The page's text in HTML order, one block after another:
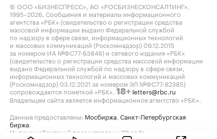
© ООО «БИЗНЕСПРЕСС», АО «РОСБИЗНЕСКОНСАЛТИНГ»,
1995–2026 . Сообщения и материалы информационного
агентства «РБК» (свидетельство о регистрации средства
массовой информации выдано Федеральной службой
по надзору в сфере связи, информационных технологий
и массовых коммуникаций (Роскомнадзор) 09.12.2015
за номером ИА №ФС77-63848) и сетевого издания «РБК»
(свидетельство о регистрации средства массовой информации
выдано Федеральной службой по надзору в сфере связи,
информационных технологий и массовых коммуникаций
(Роскомнадзор) 03.12.2021 за номером ЭЛ №ФС77-82385)
сопровождаются пометкой «РБК». 18+ letters@rbc.ru
Владельцем сайта является информационное агентство «РБК».
Данные предоставлены: Мосбиржа Санкт-Петербургская
биржа
Индексы облигаций предоставлены Cbonds.